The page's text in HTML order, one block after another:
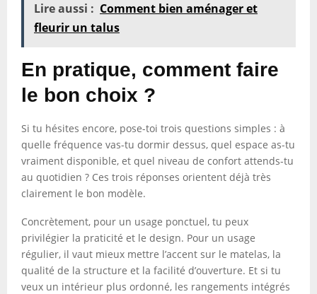
Lire aussi : Comment bien aménager et
fleurir un talus
En pratique, comment faire
le bon choix ?
Si tu hésites encore, pose-toi trois questions simples : à
quelle fréquence vas-tu dormir dessus, quel espace as-tu
vraiment disponible, et quel niveau de confort attends-tu
au quotidien ? Ces trois réponses orientent déjà très
clairement le bon modèle.
Concrètement, pour un usage ponctuel, tu peux
privilégier la praticité et le design. Pour un usage
régulier, il vaut mieux mettre l’accent sur le matelas, la
qualité de la structure et la facilité d’ouverture. Et si tu
veux un intérieur plus ordonné, les rangements intégrés